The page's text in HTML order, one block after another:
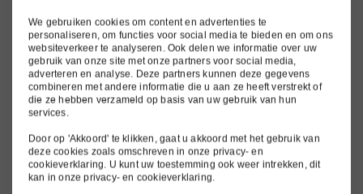
We gebruiken cookies om content en advertenties te
personaliseren, om functies voor social media te bieden en om ons
websiteverkeer te analyseren. Ook delen we informatie over uw
gebruik van onze site met onze partners voor social media,
adverteren en analyse. Deze partners kunnen deze gegevens
combineren met andere informatie die u aan ze heeft verstrekt of
die ze hebben verzameld op basis van uw gebruik van hun
services.
Door op 'Akkoord' te klikken, gaat u akkoord met het gebruik van
deze cookies zoals omschreven in onze privacy- en
cookieverklaring. U kunt uw toestemming ook weer intrekken, dit
kan in onzeprivacy- en cookieverklaring.